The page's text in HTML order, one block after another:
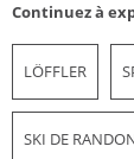
Continuez à
LÖFFLER
SKI DE